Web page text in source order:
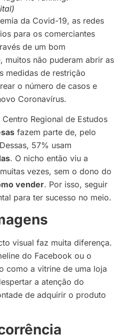
da Covid-19, as redes
para os comerciantes
de um bom
muitos não puderam abrir as
medidas de restrição
o número de casos e
Coronavírus.
Regional de Estudos
fazem parte de, pelo
57% usam
. O nicho então viu a
vezes, sem o dono do
vender. Por isso, seguir
para ter sucesso no meio.
visual faz muita diferença.
do Facebook ou o
como a vitrine de uma loja
a atenção do
de adquirir o produto